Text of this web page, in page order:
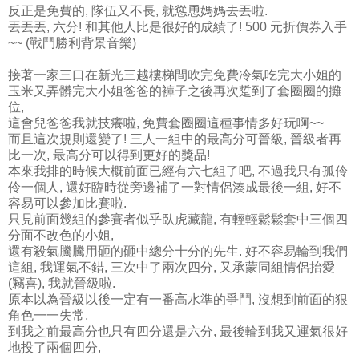
反正是免費的, 隊伍又不長, 就慫恿媽媽去丟啦.
丟丟丟, 六分! 和其他人比是很好的成績了! 500 元折價券入手
~~ (戰鬥勝利背景音樂)
接著一家三口在新光三越樓梯間吹完免費冷氣吃完大小姐的
玉米又弄髒完大小姐爸爸的褲子之後再次踅到了套圈圈的攤
位,
這會兒爸爸我就技癢啦, 免費套圈圈這種事情多好玩啊~~
而且這次規則還變了! 三人一組中的最高分可晉級, 晉級者再
比一次, 最高分可以得到更好的獎品!
本來我排的時候大概前面已經有六七組了吧, 不過我只有孤伶
伶一個人, 還好臨時從旁邊補了一對情侶湊成最後一組, 好不
容易可以參加比賽啦.
只見前面幾組的參賽者似乎臥虎藏龍, 有輕輕鬆鬆套中三個四
分面不改色的小姐,
還有殺氣騰騰用砸的砸中總分十分的先生. 好不容易輪到我們
這組, 我運氣不錯, 三次中了兩次四分, 又承蒙同組情侶抬愛
(竊喜), 我就晉級啦.
原本以為晉級以後一定有一番高水準的爭鬥, 沒想到前面的狠
角色一一失常,
到我之前最高分也只有四分還是六分, 最後輪到我又運氣很好
地投了兩個四分,